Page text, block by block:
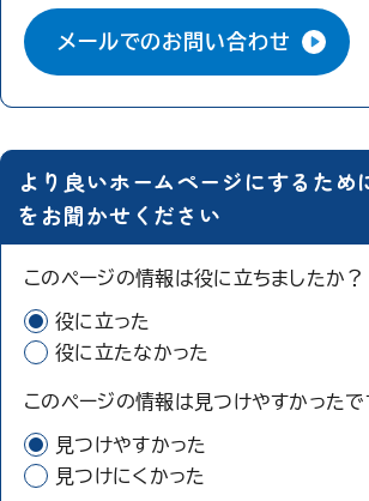
メールでのお問い合わせ
より良いホームページにするため
をお聞かせください
このページの情報は役に立ちましたか？
役に立った
役に立たなかった
このページの情報は見つけやすかったで
見つけやすかった
見つけにくかった